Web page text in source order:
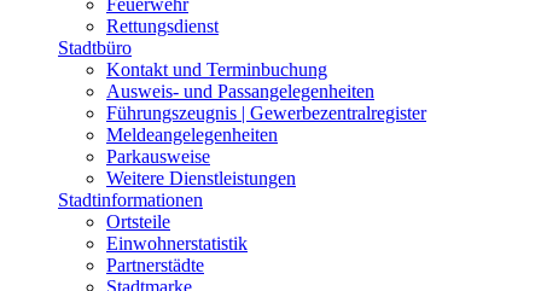
Feuerwehr
Rettungsdienst
Stadtbüro
Kontakt und Terminbuchung
Ausweis- und Passangelegenheiten
Führungszeugnis | Gewerbezentralregister
Meldeangelegenheiten
Parkausweise
Weitere Dienstleistungen
Stadtinformationen
Ortsteile
Einwohnerstatistik
Partnerstädte
Stadtmarke